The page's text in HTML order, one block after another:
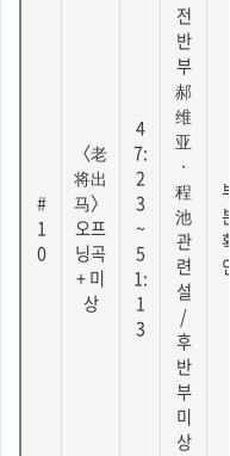
#
1
0
〈老
将出
马〉
오프
닝곡
+ 미
상
4
7:
2
3
~
5
1:
1
3
전
반
부
郝
维
亚
·
程
池
관
련
설
/
후
반
부
미
상
부
분
확
인